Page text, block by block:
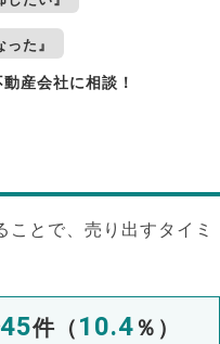
った』
産会社に相談！
とで、売り出すタイミ
45件（ 10.4 ％）